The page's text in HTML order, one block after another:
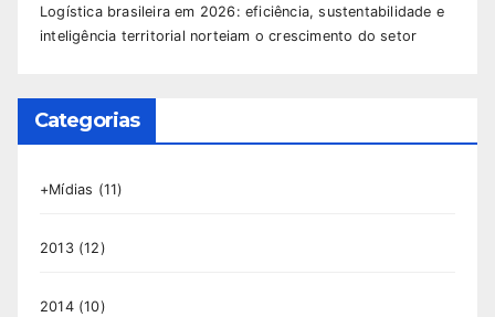
Logística brasileira em 2026: eficiência, sustentabilidade e
inteligência territorial norteiam o crescimento do setor
Categorias
+Mídias (11)
2013(12)
2014(10)